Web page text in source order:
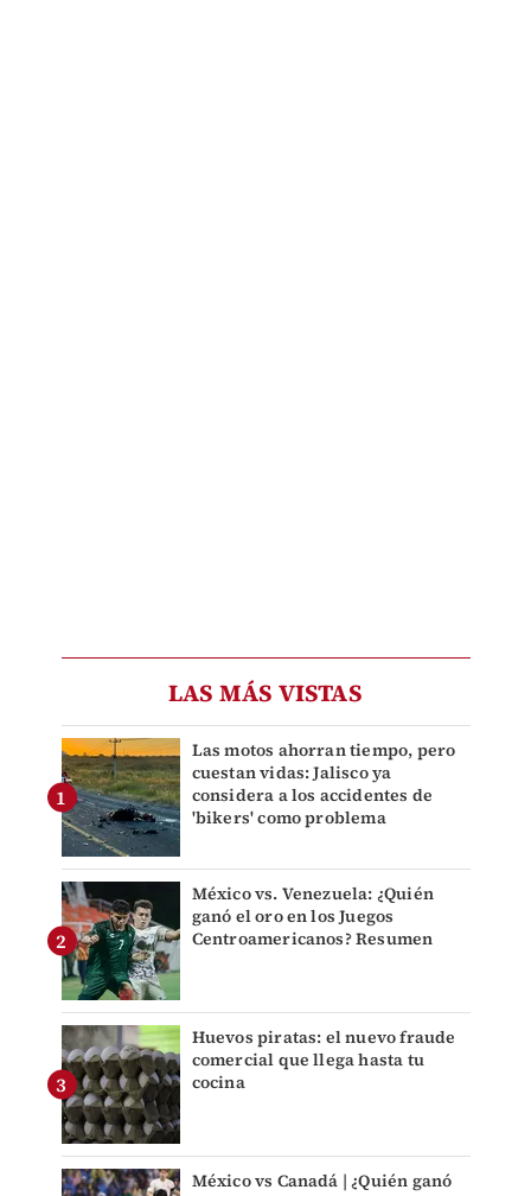
LAS MÁS VISTAS
Las motos ahorran tiempo, pero
cuestan vidas: Jalisco ya
considera a los accidentes de
'bikers' como problema
México vs. Venezuela: ¿Quién
ganó el oro en los Juegos
Centroamericanos? Resumen
Huevos piratas: el nuevo fraude
comercial que llega hasta tu
cocina
México vs Canadá | ¿Quién ganó